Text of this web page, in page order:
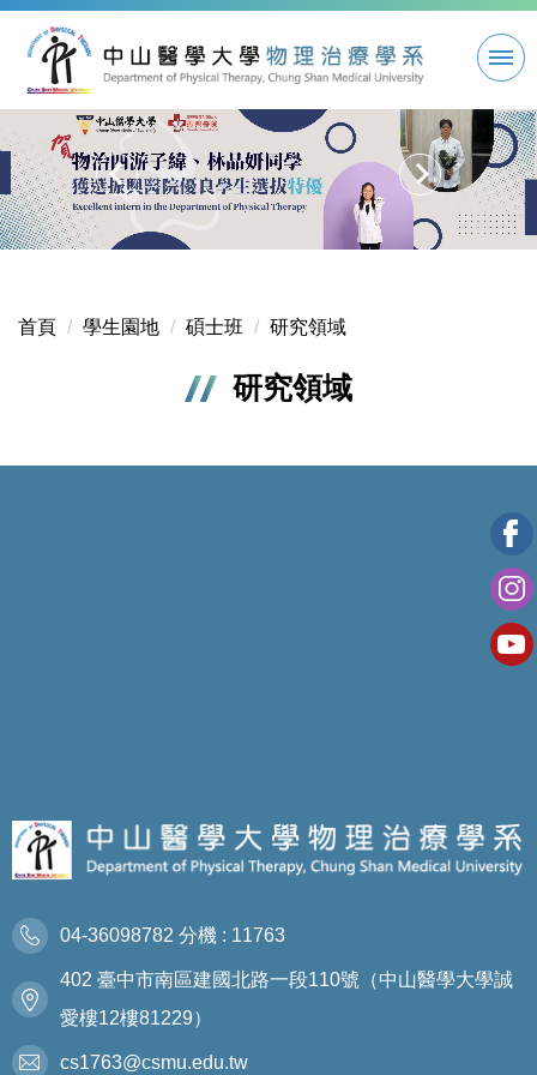
到
要
容
區
首頁 學生園地 碩士班 研究領域
研究領域
04-36098782 分機 : 11763
402 臺中市南區建國北路一段110號（中山醫學大學誠
愛樓12樓81229）
cs1763@csmu.edu.tw